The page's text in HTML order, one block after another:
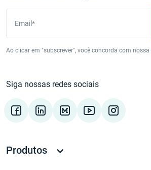
Email*
Ao clicar em "subscrever", você concorda com nossa
Siga nossas redes sociais
Produtos